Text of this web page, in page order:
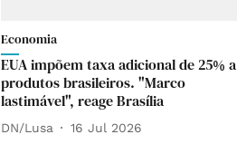
Economia
EUA impõem taxa adicional de 25% a
produtos brasileiros. "Marco
lastimável", reage Brasília
DN/Lusa 16 Jul 2026